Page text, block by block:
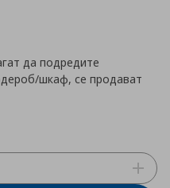
да подредите
шкаф, се продават